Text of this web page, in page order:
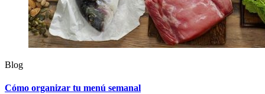
Blog
Cómo organizar tu menú semanal